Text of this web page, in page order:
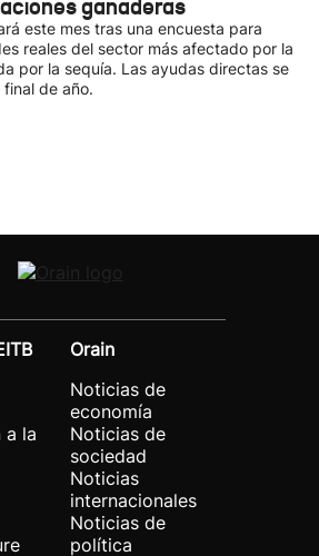
ganaderas
este mes tras una encuesta para
reales del sector más afectado por la
por la sequía. Las ayudas directas se
de año.
a la
Orain
Noticias de
economía
Noticias de
sociedad
Noticias
internacionales
Noticias de
política